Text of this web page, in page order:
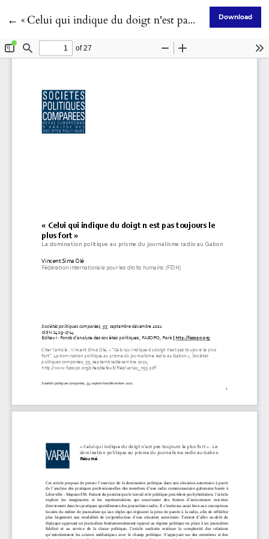
← Return to Article Details
« Celui qui indique du doigt n'est pas toujours le plus fort » Download